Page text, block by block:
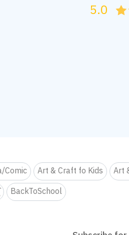
5.0
Comic Art & Craft fo Kids Art
BackToSchool